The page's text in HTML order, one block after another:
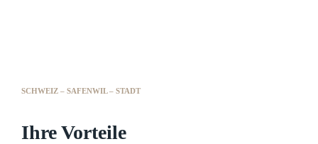
SCHWEIZ – SAFENWIL – STADT
Ihre Vorteile